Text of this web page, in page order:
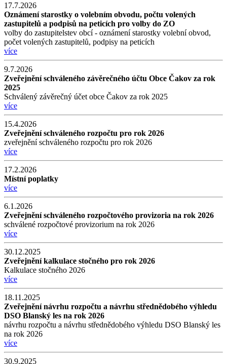
17.7.2026
Oznámení starostky o volebním obvodu, počtu volených
zastupitelů a podpisů na peticích pro volby do ZO
volby do zastupitelstev obcí - oznámení starostky volební obvod,
počet volených zastupitelů, podpisy na peticích
více
9.7.2026
Zveřejnění schváleného závěrečného účtu Obce Čakov za rok
2025
Schválený závěrečný účet obce Čakov za rok 2025
více
15.4.2026
Zveřejnění schváleného rozpočtu pro rok 2026
zveřejnění schváleného rozpočtu pro rok 2026
více
17.2.2026
Místní poplatky
více
6.1.2026
Zveřejnění schváleného rozpočtového provizoria na rok 2026
schválené rozpočtové provizorium na rok 2026
více
30.12.2025
Zveřejnění kalkulace stočného pro rok 2026
Kalkulace stočného 2026
více
18.11.2025
Zveřejnění návrhu rozpočtu a návrhu střednědobého výhledu
DSO Blanský les na rok 2026
návrhu rozpočtu a návrhu střednědobého výhledu DSO Blanský les
na rok 2026
více
30.9.2025